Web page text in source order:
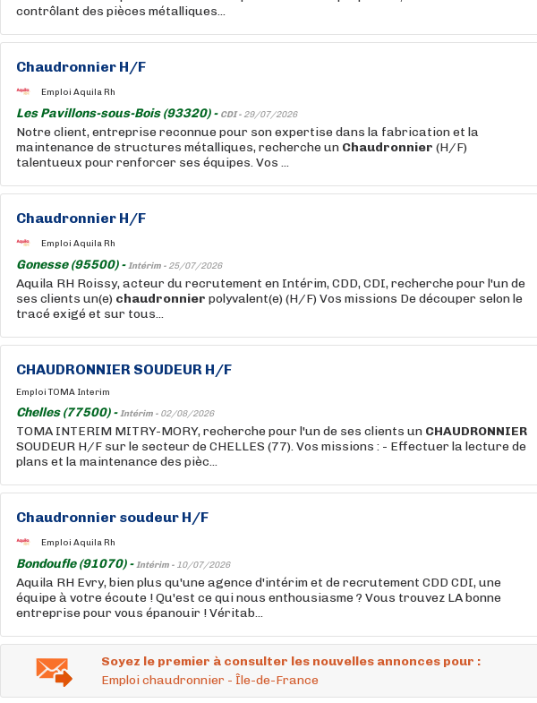
contrôlant des pièces métalliques...
Chaudronnier H/F
Emploi Aquila Rh
Les Pavillons-sous-Bois (93320) - CDI - 29/07/2026
Notre client, entreprise reconnue pour son expertise dans la fabrication et la
maintenance de structures métalliques, recherche un Chaudronnier (H/F)
talentueux pour renforcer ses équipes. Vos ...
Chaudronnier H/F
Emploi Aquila Rh
Gonesse (95500) -Intérim - 25/07/2026
Aquila RH Roissy, acteur du recrutement en Intérim, CDD, CDI, recherche pour l'un de
ses clients un(e) chaudronnier polyvalent(e) (H/F) Vos missions De découper selon le
tracé exigé et sur tous...
CHAUDRONNIER SOUDEUR H/F
Emploi TOMA Interim
Chelles (77500) -Intérim - 02/08/2026
TOMA INTERIM MITRY-MORY, recherche pour l'un de ses clients un CHAUDRONNIER
SOUDEUR H/F sur le secteur de CHELLES (77). Vos missions : - Effectuer la lecture de
plans et la maintenance des pièc...
Chaudronnier soudeur H/F
Emploi Aquila Rh
Bondoufle (91070) -Intérim - 10/07/2026
Aquila RH Evry, bien plus qu'une agence d'intérim et de recrutement CDD CDI, une
équipe à votre écoute ! Qu'est ce qui nous enthousiasme ? Vous trouvez LA bonne
entreprise pour vous épanouir ! Véritab...
Soyez le premier à consulter les nouvelles annonces pour :
Emploi chaudronnier - Île-de-France